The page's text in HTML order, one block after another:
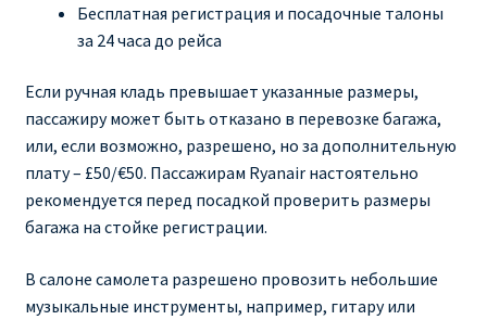
Бесплатная регистрация и посадочные талоны
за 24 часа до рейса
Если ручная кладь превышает указанные размеры,
пассажиру может быть отказано в перевозке багажа,
или, если возможно, разрешено, но за дополнительную
плату – £50/€50. Пассажирам Ryanair настоятельно
рекомендуется перед посадкой проверить размеры
багажа на стойке регистрации.
В салоне самолета разрешено провозить небольшие
музыкальные инструменты, например, гитару или